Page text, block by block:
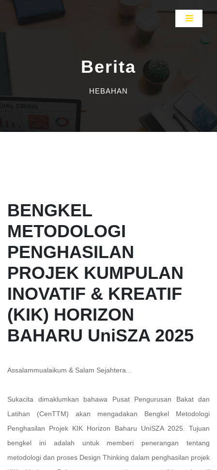
Berita
HEBAHAN
BENGKEL
METODOLOGI
PENGHASILAN
PROJEK KUMPULAN
INOVATIF & KREATIF
(KIK) HORIZON
BAHARU UniSZA 2025
Assalammualaikum & Salam Sejahtera...
Sukacita dimaklumkan bahawa Pusat Pengurusan Bakat dan
Latihan (CenTTM) akan mengadakan Bengkel Metodologi
Penghasilan Projek KIK Horizon Baharu UniSZA 2025. Tujuan
bengkel ini adalah untuk memberi penerangan tentang
metodologi dan proses Design Thinking dalam penghasilan projek